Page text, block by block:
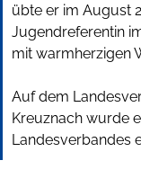
übte er im August
Jugendreferentin
mit warmherzigen
Auf dem
Kreuznach wurde
Landesverbandes